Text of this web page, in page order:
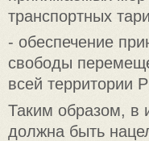
транспортных
- обеспечение
свободы
всей территории
Таким образом, в
должна быть